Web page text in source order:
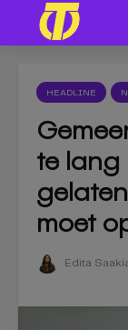
HEADLINE
te lang
moet
Edita